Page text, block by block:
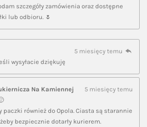
szczegóły zamówienia oraz dostępne
lub odbioru. 🌷
5 miesięcy temu
wysyłacie dziękuję
Na Kamiennej
5 miesięcy temu
paczki również do Opola. Ciasta są starannie
bezpiecznie dotarły kurierem.